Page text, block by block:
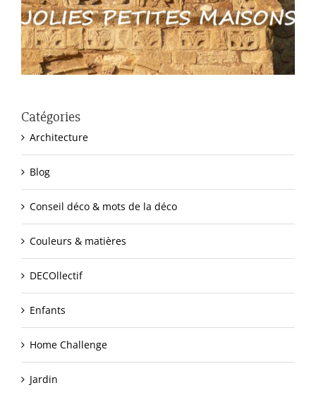
Catégories
Architecture
Blog
Conseil déco & mots de la déco
Couleurs & matières
DECOllectif
Enfants
Home Challenge
Jardin